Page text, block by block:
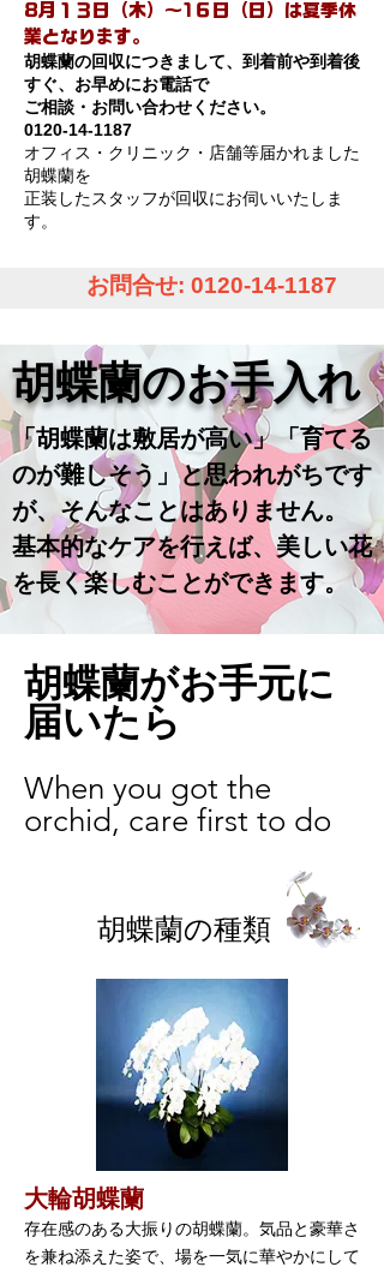
8月１３日（木）～1６日（日）は夏季休
業となります。
胡蝶蘭の回収につきまして、到着前や到着後
すぐ、お早めにお電話で
ご相談・お問い合わせください。
0120-14-1187
オフィス・クリニック・店舗等​届かれました
胡蝶蘭を
正装したスタッフが回収にお伺いいたしま
す。​
お問合せ: 0120-14-1187
胡蝶蘭のお手入れ
「胡蝶蘭は敷居が高い」「育てる
のが難しそう」と思われがちです
が、そんなことはありません。
基本的なケアを行えば、美しい花
を長く楽しむことができます。
胡蝶蘭がお手元に
届いたら
When you got the
orchid, care first to do
胡蝶蘭の種類
大輪胡蝶蘭
存在感のある大振りの胡蝶蘭。気品と豪華さ
を兼ね添えた姿で、場を一気に華やかにして